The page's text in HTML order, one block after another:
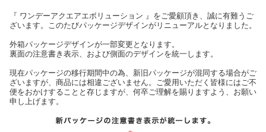
『 ワンデーアクエアエボリューション 』をご愛顧頂き、誠に有難うご
ざいます。このたびパッケージデザインがリニューアルとなりました。
外箱パッケージデザインが一部変更となります。
裏面の注意書き表示、および側面のデザインを統一します。
現在パッケージの移行期間中の為、新旧パッケージが混同する場合がご
ざいますが、商品には相違ございません。ご愛用いただく皆様にはご不
便をおかけすることと存じますが、何卒ご理解を賜りますよう、お願い
申し上げます。